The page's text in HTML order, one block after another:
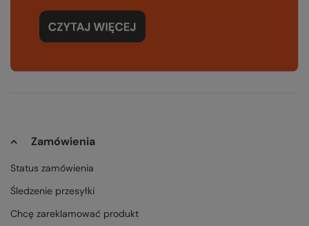
Zamówienia
Status zamówienia
Śledzenie przesyłki
Chcę zareklamować produkt